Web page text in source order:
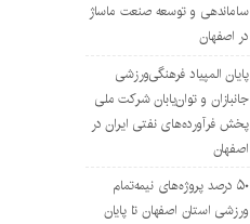
ساماندهی و توسعه صنعت ماساژ
در اصفهان
پایان المپیاد فرهنگی‌ورزشی
جانبازان و توان‌یابان شرکت ملی
پخش فرآورده‌های نفتی ایران در
اصفهان
۵۰ درصد پروژه‌های نیمه‌تمام
ورزشی استان اصفهان تا پایان